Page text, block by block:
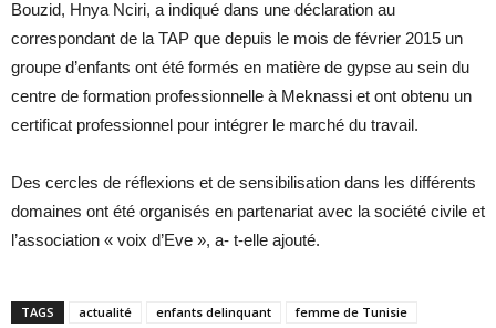
Bouzid, Hnya Nciri, a indiqué dans une déclaration au
correspondant de la TAP que depuis le mois de février 2015 un
groupe d’enfants ont été formés en matière de gypse au sein du
centre de formation professionnelle à Meknassi et ont obtenu un
certificat professionnel pour intégrer le marché du travail.
Des cercles de réflexions et de sensibilisation dans les différents
domaines ont été organisés en partenariat avec la société civile et
l’association « voix d’Eve », a- t-elle ajouté.
TAGS actualité enfants delinquant
femme de Tunisie